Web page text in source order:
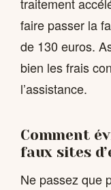
faire passer la
de 130 euros.
bien les frais
l’assistance.
Comment
faux sites
Ne passez que